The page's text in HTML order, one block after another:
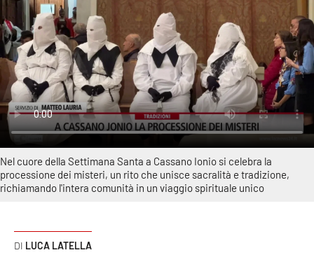
Economia e lavoro
Italia Mondo
Sanità
Sport
Cultura
Meteo
Nel cuore della Settimana Santa a Cassano Ionio si celebra la
processione dei misteri, un rito che unisce sacralità e tradizione,
richiamando l'intera comunità in un viaggio spirituale unico
LUCA LATELLA